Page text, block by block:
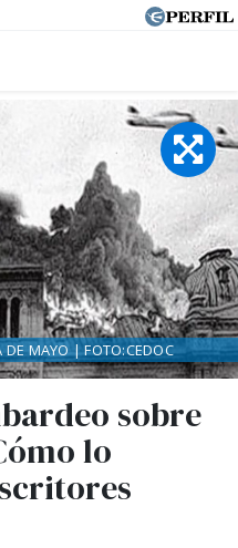
sobre
lo
DE MAYO | FOTO:CEDOC